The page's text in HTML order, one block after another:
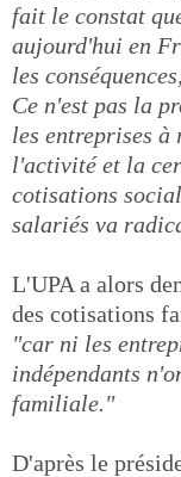
fait le constat
aujourd'hui en
les conséquences,
Ce n'est pas la
les entreprises à
l'activité et la
cotisations
salariés va
L'UPA a alors
des cotisations
"car ni les
indépendants
familiale."
D'après le